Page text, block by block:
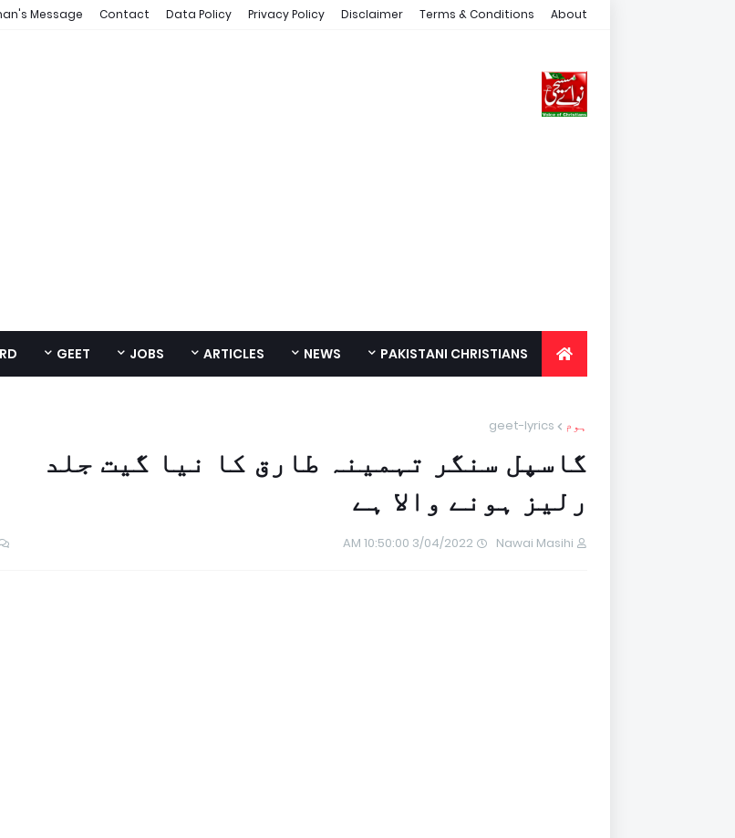
About
Terms & Conditions
Disclaimer
Privacy Policy
Data Policy
Contact
Message
PAKISTANI CHRISTIANS
NEWS
ARTICLES
JOBS
GEET
ہوم geet-lyrics
گاسپل سنگر تہمینہ طارق کا نیا گیت جلد
رلیز ہونے والا ہے
Nawai Masihi
3/04/2022 10:50:00 AM